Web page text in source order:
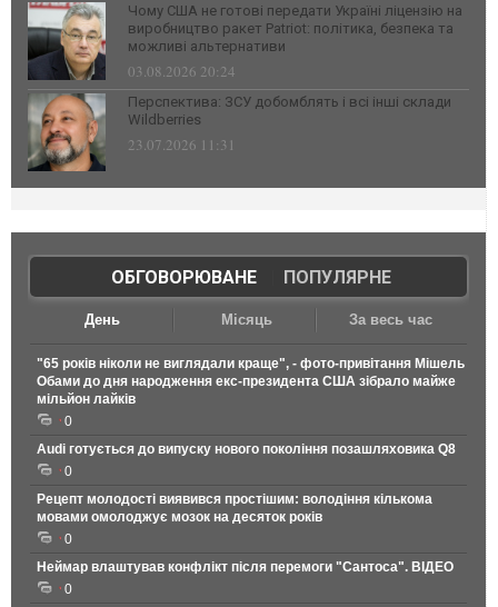
Чому США не готові передати Україні ліцензію на
виробництво ракет Patriot: політика, безпека та
можливі альтернативи
03.08.2026 20:24
Перспектива: ЗСУ добомблять і всі інші склади
Wildberries
23.07.2026 11:31
ОБГОВОРЮВАНЕ| ПОПУЛЯРНЕ
День Місяць За весь час
"65 років ніколи не виглядали краще", - фото-привітання Мішель
Обами до дня народження екс-президента США зібрало майже
мільйон лайків
0
Audi готується до випуску нового покоління позашляховика Q8
0
Рецепт молодості виявився простішим: володіння кількома
мовами омолоджує мозок на десяток років
0
Неймар влаштував конфлікт після перемоги "Сантоса". ВІДЕО
0